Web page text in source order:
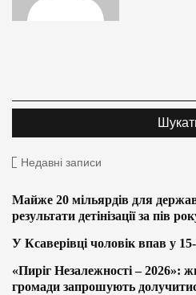
Недавні записи
Майже 20 мільярдів для
результати детінізації за пів
У Ксаверівці чоловік впав у
«Пиріг Незалежності – 2026»:
громади запрошують